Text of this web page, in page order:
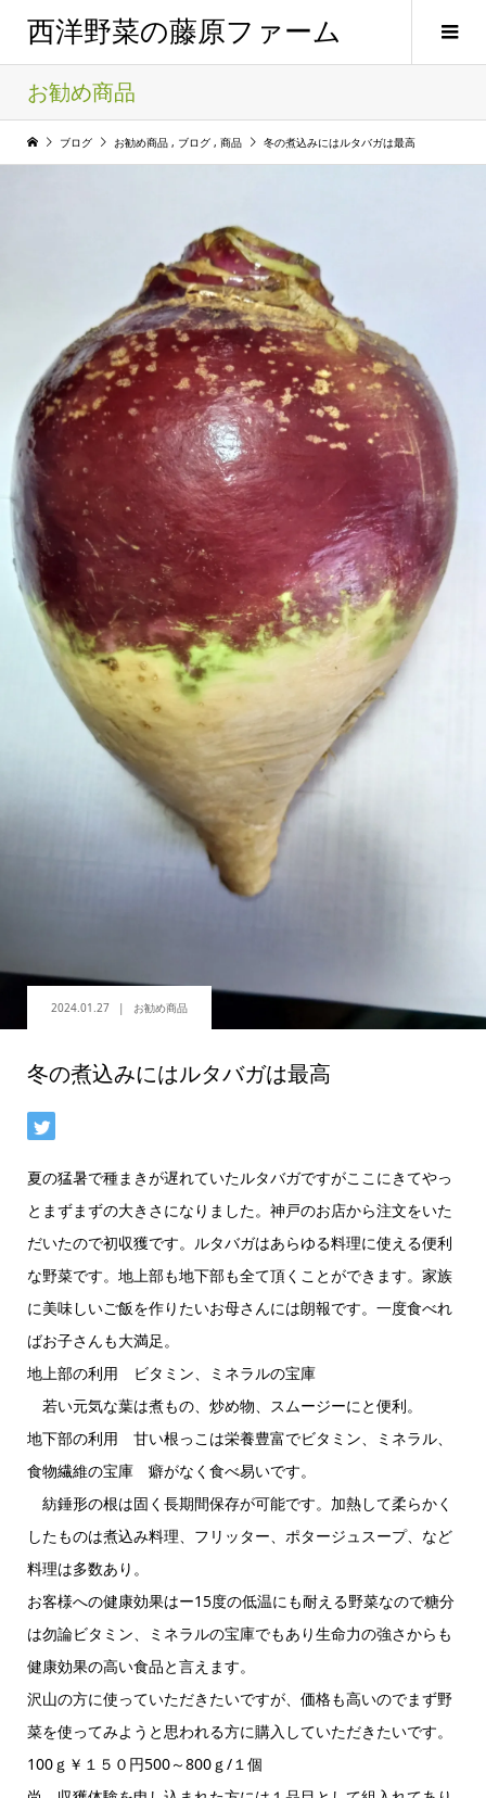
西洋野菜の藤原ファーム
お勧め商品
ブログ お勧め商品 , ブログ , 商品 冬の煮込みにはルタバガは最高
2024.01.27 お勧め商品
冬の煮込みにはルタバガは最高
夏の猛暑で種まきが遅れていたルタバガですがここにきてやっ
とまずまずの大きさになりました。神戸のお店から注文をいた
だいたので初収獲です。ルタバガはあらゆる料理に使える便利
な野菜です。地上部も地下部も全て頂くことができます。家族
に美味しいご飯を作りたいお母さんには朗報です。一度食べれ
ばお子さんも大満足。
地上部の利用 ビタミン、ミネラルの宝庫
若い元気な葉は煮もの、炒め物、スムージーにと便利。
地下部の利用 甘い根っこは栄養豊富でビタミン、ミネラル、
食物繊維の宝庫 癖がなく食べ易いです。
紡錘形の根は固く長期間保存が可能です。加熱して柔らかく
したものは煮込み料理、フリッター、ポタージュスープ、など
料理は多数あり。
お客様への健康効果はー15度の低温にも耐える野菜なので糖分
は勿論ビタミン、ミネラルの宝庫でもあり生命力の強さからも
健康効果の高い食品と言えます。
沢山の方に使っていただきたいですが、価格も高いのでまず野
菜を使ってみようと思われる方に購入していただきたいです。
100ｇ￥１５０円500～800ｇ/１個